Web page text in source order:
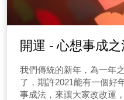
開運 - 心想事成之
我們傳統的新年，為一年
了，期許2021能有一個好
事成法，來讓大家改改運